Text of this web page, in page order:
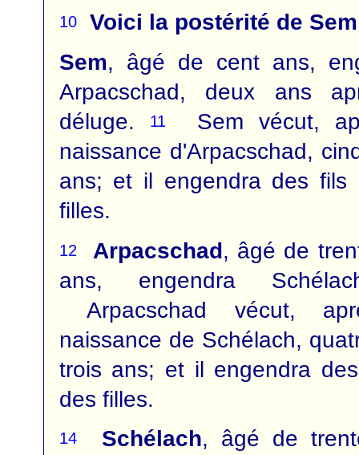
10 Voici la postérité de Sem
Sem, âgé de cent ans,
Arpacschad, deux ans
déluge.
11Sem vécut,
naissance d'Arpacschad,
ans; et il engendra des fils
filles.
12 Arpacschad, âgé de
ans, engendra
Arpacschad vécut,
naissance de Schélach,
trois ans; et il engendra
des filles.
14 Schélach, âgé de